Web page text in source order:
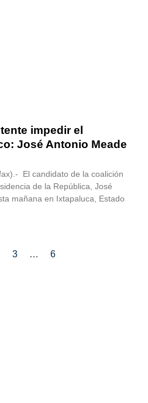
impedir el
José Antonio Meade
El candidato de la coalición
de la República, José
mañana en Ixtapaluca, Estado
3 … 6